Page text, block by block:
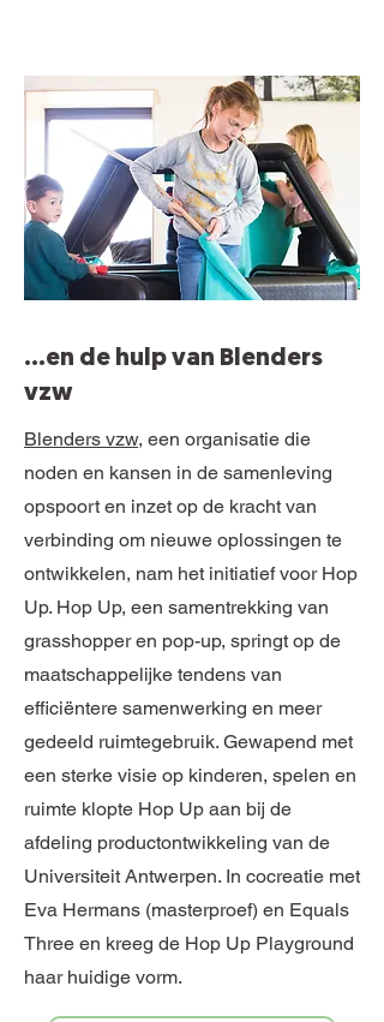
…en de hulp van Blenders
vzw
Blenders vzw, een organisatie die
noden en kansen in de samenleving
opspoort en inzet op de kracht van
verbinding om nieuwe oplossingen te
ontwikkelen, nam het initiatief voor Hop
Up. Hop Up, een samentrekking van
grasshopper en pop-up, springt op de
maatschappelijke tendens van
efficiëntere samenwerking en meer
gedeeld ruimtegebruik. Gewapend met
een sterke visie op kinderen, spelen en
ruimte klopte Hop Up aan bij de
afdeling productontwikkeling van de
Universiteit Antwerpen. In cocreatie met
Eva Hermans (masterproef) en Equals
Three en kreeg de Hop Up Playground
haar huidige vorm.